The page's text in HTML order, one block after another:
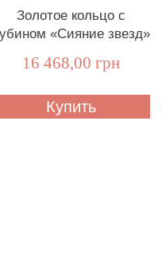
Золотое кольцо с
«Сияние звезд»
16 468,00 грн
Купить